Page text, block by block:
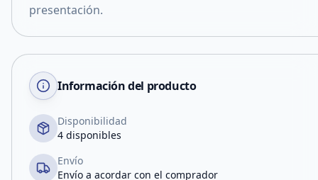
presentación.
Información del producto
Disponibilidad
4 disponibles
Envío
Envío a acordar con el comprador